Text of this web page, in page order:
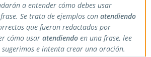
a entender cómo debes usar
Se trata de ejemplos con atendiendo
que fueron redactados por
cómo usar atendiendo en una frase, lee
e intenta crear una oración.